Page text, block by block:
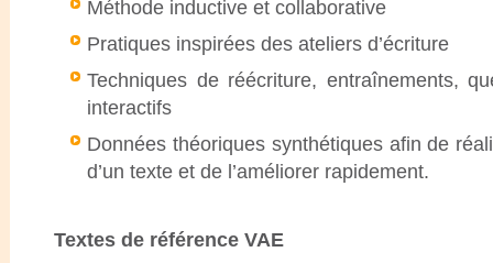
Méthode inductive et collaborative
Pratiques inspirées des ateliers d’écriture
Techniques de réécriture, entraînements,
interactifs
Données théoriques synthétiques afin de
d’un texte et de l’améliorer rapidement.
Textes de référence VAE